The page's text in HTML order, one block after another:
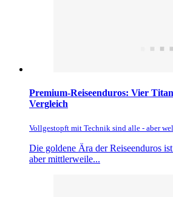
Premium-Reiseenduros: Vier
Vergleich
Vollgestopft mit Technik sind alle - aber
Die goldene Ära der Reiseenduros
aber mittlerweile...